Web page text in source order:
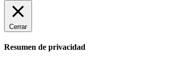
Cerrar
Resumen de privacidad